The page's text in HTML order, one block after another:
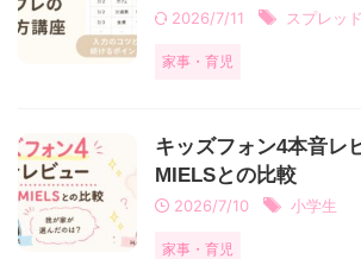
2026/7/11 スプレッ
家事・育児
キッズフォン4本音レ
MIELSとの比較
2026/7/10 小学生
家事・育児